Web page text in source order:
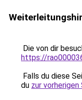
Die von dir
https://
Falls du diese
du zur